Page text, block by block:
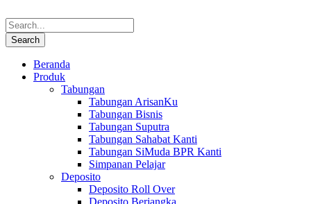
Beranda
Produk
Tabungan
Tabungan ArisanKu
Tabungan Bisnis
Tabungan Suputra
Tabungan Sahabat Kanti
Tabungan SiMuda BPR Kanti
Simpanan Pelajar
Deposito
Deposito Roll Over
Deposito Berjangka